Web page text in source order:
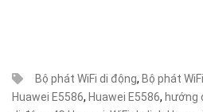
Bộ phát WiFi di động, Bộ phát
Huawei E5586, Huawei E5586, hướng